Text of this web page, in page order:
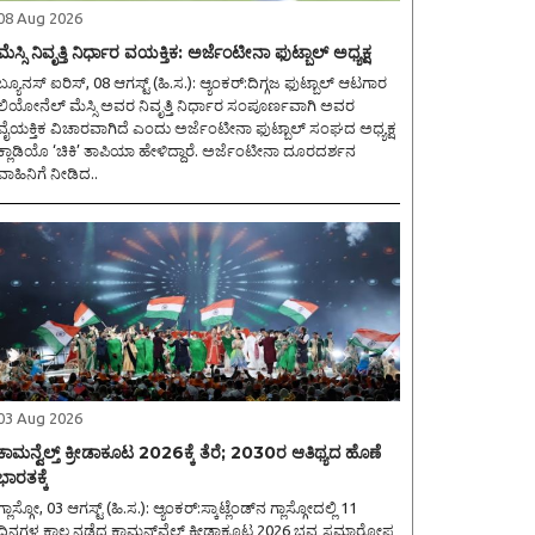
Aug 2026
ನಿವೃತ್ತಿ ನಿರ್ಧಾರ ವಯಕ್ತಿಕ: ಅರ್ಜೆಂಟೀನಾ ಫುಟ್ಬಾಲ್ ಅಧ್ಯಕ್ಷ
ಐರಿಸ್, 08 ಆಗಸ್ಟ್ (ಹಿ.ಸ.): ಆ್ಯಂಕರ್:ದಿಗ್ಗಜ ಫುಟ್ಬಾಲ್ ಆಟಗಾರ
ಮೆಸ್ಸಿ ಅವರ ನಿವೃತ್ತಿ ನಿರ್ಧಾರ ಸಂಪೂರ್ಣವಾಗಿ ಅವರ
ವಿಚಾರವಾಗಿದೆ ಎಂದು ಅರ್ಜೆಂಟೀನಾ ಫುಟ್ಬಾಲ್‌ ಸಂಘದ ಅಧ್ಯಕ್ಷ
‘ಚಿಕಿ’ ತಾಪಿಯಾ ಹೇಳಿದ್ದಾರೆ. ಅರ್ಜೆಂಟೀನಾ ದೂರದರ್ಶನ
ನೀಡಿದ..
Aug 2026
ಕ್ರೀಡಾಕೂಟ 2026ಕ್ಕೆ ತೆರೆ; 2030ರ ಆತಿಥ್ಯದ ಹೊಣೆ
03 ಆಗಸ್ಟ್ (ಹಿ.ಸ.): ಆ್ಯಂಕರ್:ಸ್ಕಾಟ್ಲೆಂಡ್‌ನ ಗ್ಲಾಸ್ಗೋದಲ್ಲಿ 11
ಕಾಲ ನಡೆದ ಕಾಮನ್‌ವೆಲ್ತ್ ಕ್ರೀಡಾಕೂಟ 2026 ಭವ್ಯ ಸಮಾರೋಪ